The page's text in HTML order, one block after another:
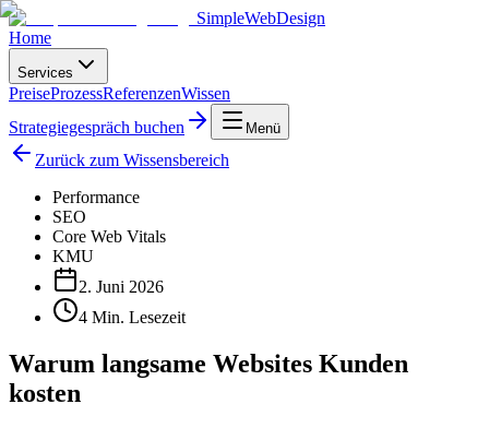
SimpleWebDesign
Home
Services
PreiseProzessReferenzenWissen
Strategiegespräch buchen
Menü
Zurück zum Wissensbereich
Performance
SEO
Core Web Vitals
KMU
2. Juni 2026
4 Min. Lesezeit
Warum langsame Websites Kunden
kosten